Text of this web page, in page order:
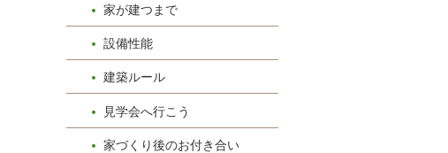
家が建つまで
設備性能
建築ルール
見学会へ行こう
家づくり後のお付き合い